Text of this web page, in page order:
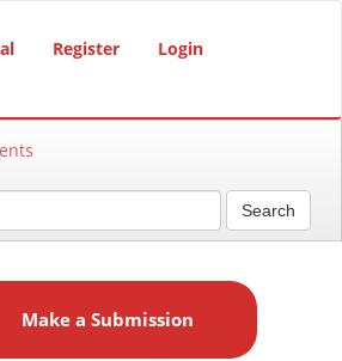
Register Login
Search
Make a Submission